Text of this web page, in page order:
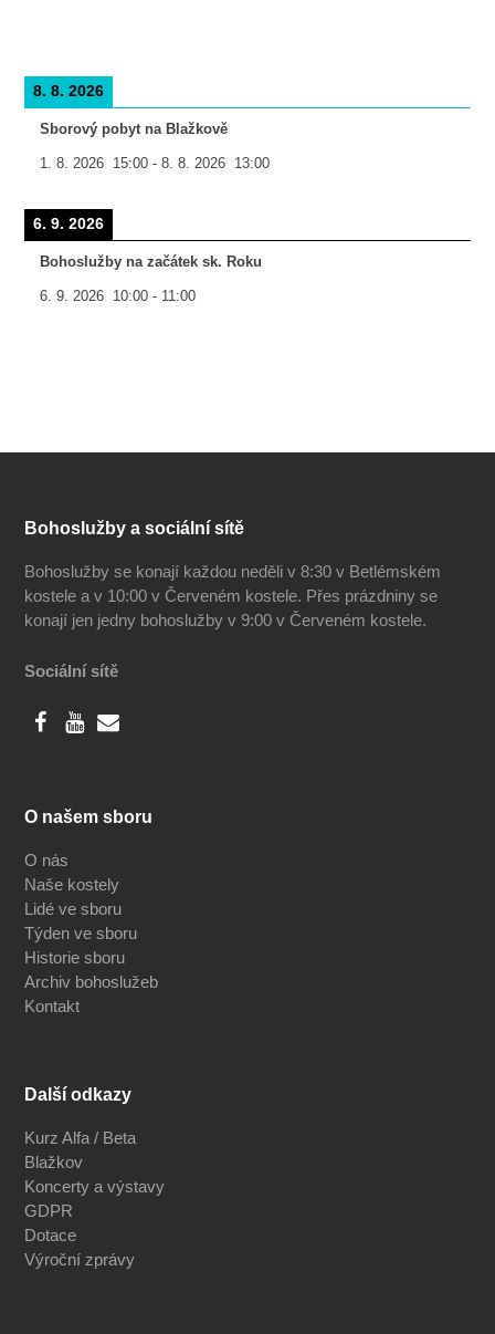
8. 8. 2026
Sborový pobyt na Blažkově
1. 8. 2026 15:00 -8. 8. 2026 13:00
6. 9. 2026
Bohoslužby na začátek sk. Roku
6. 9. 2026 10:00 - 11:00
Bohoslužby a sociální sítě
Bohoslužby se konají každou neděli v 8:30 v Betlémském
kostele a v 10:00 v Červeném kostele. Přes prázdniny se
konají jen jedny bohoslužby v 9:00 v Červeném kostele.
Sociální sítě
O našem sboru
O nás
Naše kostely
Lidé ve sboru
Týden ve sboru
Historie sboru
Archiv bohoslužeb
Kontakt
Další odkazy
Kurz Alfa / Beta
Blažkov
Koncerty a výstavy
GDPR
Dotace
Výroční zprávy